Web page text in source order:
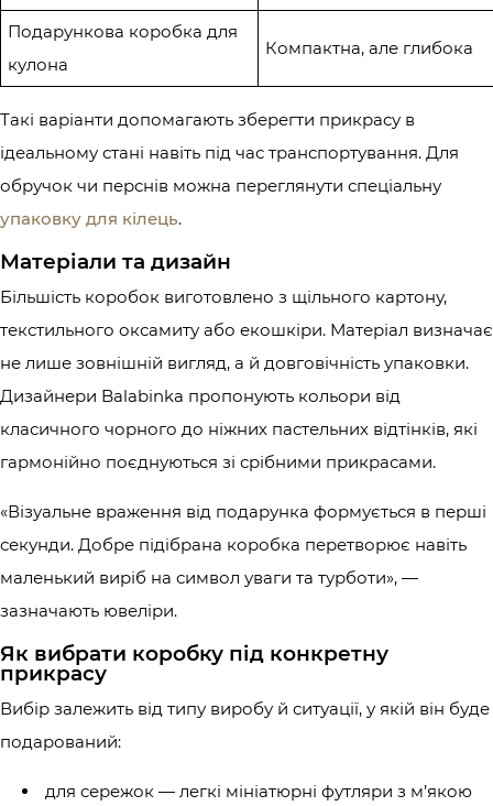
Подарункова коробка для
кулона
Компактна, але глибока
Такі варіанти допомагають зберегти прикрасу в
ідеальному стані навіть під час транспортування. Для
обручок чи перснів можна переглянути спеціальну
упаковку для кілець.
Матеріали та дизайн
Більшість коробок виготовлено з щільного картону,
текстильного оксамиту або екошкіри. Матеріал визначає
не лише зовнішній вигляд, а й довговічність упаковки.
Дизайнери Balabinka пропонують кольори від
класичного чорного до ніжних пастельних відтінків, які
гармонійно поєднуються зі срібними прикрасами.
«Візуальне враження від подарунка формується в перші
секунди. Добре підібрана коробка перетворює навіть
маленький виріб на символ уваги та турботи», —
зазначають ювеліри.
Як вибрати коробку під конкретну
прикрасу
Вибір залежить від типу виробу й ситуації, у якій він буде
подарований:
для сережок — легкі мініатюрні футляри з м’якою